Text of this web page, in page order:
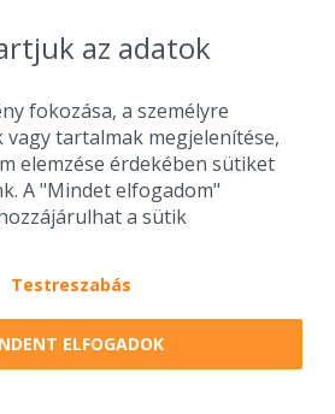
pizza
alap sonka bacon
pizza
az adatok
fokozása, a személyre
tartalmak megjelenítése,
elemzése érdekében sütiket
A "Mindet elfogadom"
a sütik
Testreszabás
ELFOGADOK